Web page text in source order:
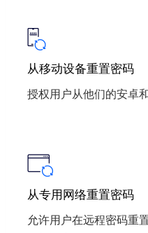
从移动设备重置密码
授权用户从他们的安卓
从专用网络重置密码
允许用户在远程密码重